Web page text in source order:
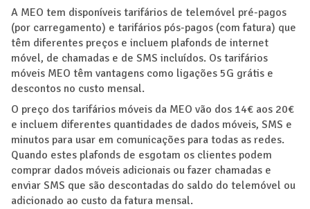
A MEO tem disponíveis tarifários de telemóvel pré-pagos
(por carregamento) e tarifários pós-pagos (com fatura) que
têm diferentes preços e incluem plafonds de internet
móvel, de chamadas e de SMS incluídos. Os tarifários
móveis MEO têm vantagens como ligações 5G grátis e
descontos no custo mensal.
O preço dos tarifários móveis da MEO vão dos 14€ aos 20€
e incluem diferentes quantidades de dados móveis, SMS e
minutos para usar em comunicações para todas as redes.
Quando estes plafonds de esgotam os clientes podem
comprar dados móveis adicionais ou fazer chamadas e
enviar SMS que são descontadas do saldo do telemóvel ou
adicionado ao custo da fatura mensal.